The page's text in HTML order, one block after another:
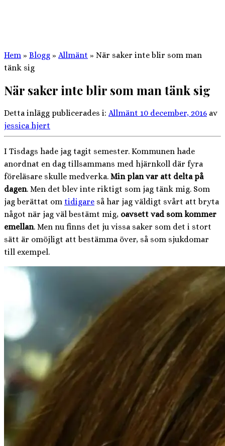
Hem » Blogg » Allmänt » När saker inte blir som man
tänk sig
När saker inte blir som man tänk sig
Detta inlägg publicerades i: Allmänt 10 december, 2016 av
jessica hjert
I Tisdags hade jag tagit semester. Kommunen hade
anordnat en dag tillsammans med hjärnkoll där fyra
föreläsare skulle medverka. Min plan var att delta på
dagen. Men det blev inte riktigt som jag tänk mig. Som
jag berättat om tidigare så har jag väldigt svårt att bryta
något när jag väl bestämt mig, oavsett vad som kommer
emellan. Men nu finns det ju vissa saker som det i stort
sätt är omöjligt att bestämma över, så som sjukdomar
till exempel.